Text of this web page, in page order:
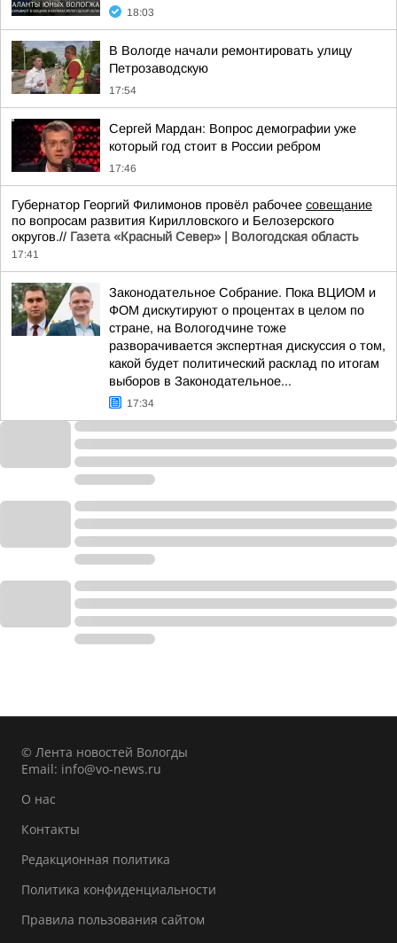
18:03
В Вологде начали ремонтировать улицу
Петрозаводскую
17:54
Сергей Мардан: Вопрос демографии уже
который год стоит в России ребром
17:46
Губернатор Георгий Филимонов провёл рабочее совещание
по вопросам развития Кирилловского и Белозерского
округов.// Газета «Красный Север» | Вологодская область
17:41
Законодательное Собрание. Пока ВЦИОМ и
ФОМ дискутируют о процентах в целом по
стране, на Вологодчине тоже
разворачивается экспертная дискуссия о том,
какой будет политический расклад по итогам
выборов в Законодательное...
17:34
© Лента новостей Вологды
Email: info@vo-news.ru
О нас
Контакты
Редакционная политика
Политика конфиденциальности
Правила пользования сайтом